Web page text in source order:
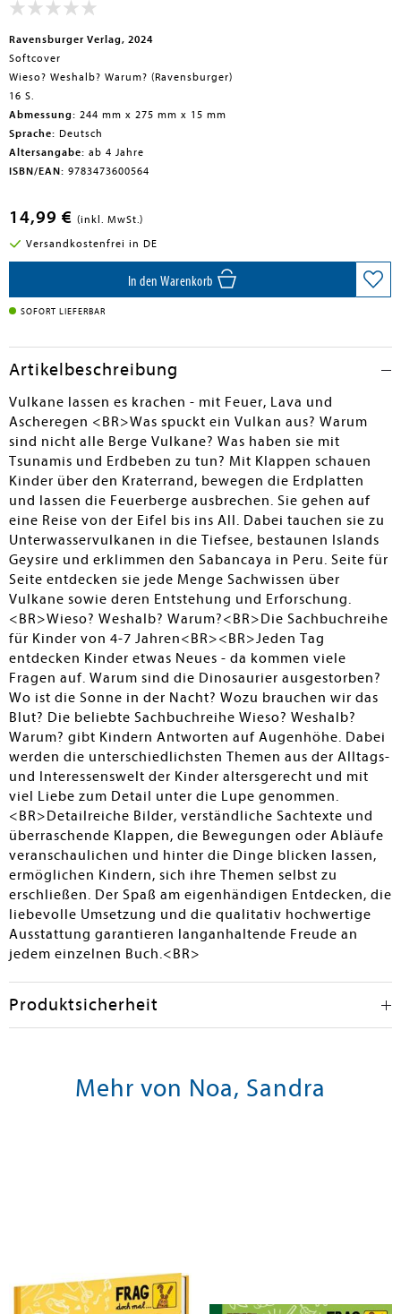
Ravensburger Verlag, 2024
Softcover
Wieso? Weshalb? Warum? (Ravensburger)
16 S.
Abmessung: 244 mm x 275 mm x 15 mm
Sprache: Deutsch
Altersangabe: ab 4 Jahre
ISBN/EAN: 9783473600564
14,99 € (inkl. MwSt.)
Versandkostenfrei in DE
In den Warenkorb
SOFORT LIEFERBAR
Artikelbeschreibung
Vulkane lassen es krachen - mit Feuer, Lava und
Ascheregen <BR>Was spuckt ein Vulkan aus? Warum
sind nicht alle Berge Vulkane? Was haben sie mit
Tsunamis und Erdbeben zu tun? Mit Klappen schauen
Kinder über den Kraterrand, bewegen die Erdplatten
und lassen die Feuerberge ausbrechen. Sie gehen auf
eine Reise von der Eifel bis ins All. Dabei tauchen sie zu
Unterwasservulkanen in die Tiefsee, bestaunen Islands
Geysire und erklimmen den Sabancaya in Peru. Seite für
Seite entdecken sie jede Menge Sachwissen über
Vulkane sowie deren Entstehung und Erforschung.
<BR>Wieso? Weshalb? Warum?<BR>Die Sachbuchreihe
für Kinder von 4-7 Jahren<BR><BR>Jeden Tag
entdecken Kinder etwas Neues - da kommen viele
Fragen auf. Warum sind die Dinosaurier ausgestorben?
Wo ist die Sonne in der Nacht? Wozu brauchen wir das
Blut? Die beliebte Sachbuchreihe Wieso? Weshalb?
Warum? gibt Kindern Antworten auf Augenhöhe. Dabei
werden die unterschiedlichsten Themen aus der Alltags-
und Interessenswelt der Kinder altersgerecht und mit
viel Liebe zum Detail unter die Lupe genommen.
<BR>Detailreiche Bilder, verständliche Sachtexte und
überraschende Klappen, die Bewegungen oder Abläufe
veranschaulichen und hinter die Dinge blicken lassen,
ermöglichen Kindern, sich ihre Themen selbst zu
erschließen. Der Spaß am eigenhändigen Entdecken, die
liebevolle Umsetzung und die qualitativ hochwertige
Ausstattung garantieren langanhaltende Freude an
jedem einzelnen Buch.<BR>
Produktsicherheit
Mehr von Noa, Sandra